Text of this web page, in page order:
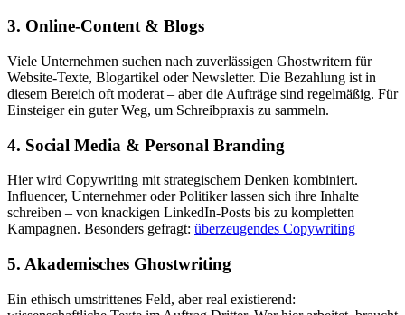
3. Online-Content & Blogs
Viele Unternehmen suchen nach zuverlässigen Ghostwritern für
Website-Texte, Blogartikel oder Newsletter. Die Bezahlung ist in
diesem Bereich oft moderat – aber die Aufträge sind regelmäßig. Für
Einsteiger ein guter Weg, um Schreibpraxis zu sammeln.
4. Social Media & Personal Branding
Hier wird Copywriting mit strategischem Denken kombiniert.
Influencer, Unternehmer oder Politiker lassen sich ihre Inhalte
schreiben – von knackigen LinkedIn-Posts bis zu kompletten
Kampagnen. Besonders gefragt: überzeugendes Copywriting
5. Akademisches Ghostwriting
Ein ethisch umstrittenes Feld, aber real existierend: